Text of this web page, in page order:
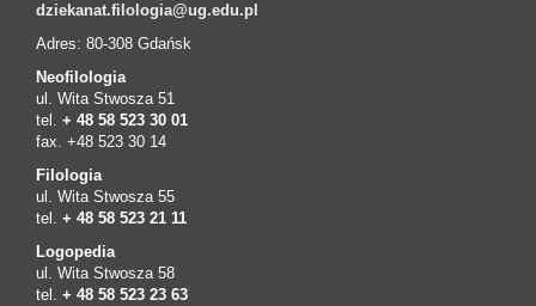
dziekanat.filologia@ug.edu.pl
Adres: 80-308 Gdańsk
Neofilologia
ul. Wita Stwosza 51
tel. + 48 58 523 30 01
fax. +48 523 30 14
Filologia
ul. Wita Stwosza 55
tel. + 48 58 523 21 11
Logopedia
ul. Wita Stwosza 58
tel. + 48 58 523 23 63